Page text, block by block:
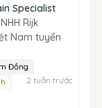
Specialist
Rijk
Nam tuyển
Đồng
2 tuần trước